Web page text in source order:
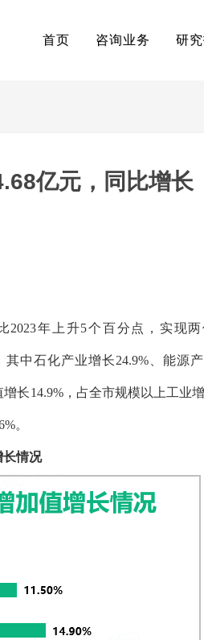
首页 咨询业务 研
亿元，同比增长
2023年上升5个百分点，实现
其中石化产业增长24.9%、能源
长14.9%，占全市规模以上工业
。
长情况